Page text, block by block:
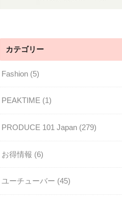
カテゴリー
Fashion (5)
PEAKTIME (1)
PRODUCE 101 Japan (279)
お得情報 (6)
ユーチューバー (45)